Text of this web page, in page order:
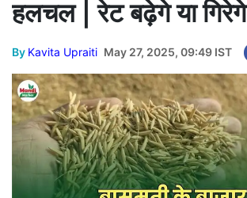
हलचल | रेट बढ़ेगे या गिरेगे
By Kavita Upraiti May 27, 2025, 09:49 IST